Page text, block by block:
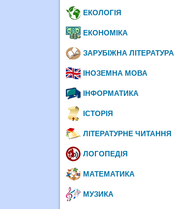
ЕКОЛОГІЯ
ЕКОНОМІКА
ЗАРУБІЖНА ЛІТЕРАТУРА
ІНОЗЕМНА МОВА
ІНФОРМАТИКА
ІСТОРІЯ
ЛІТЕРАТУРНЕ ЧИТАННЯ
ЛОГОПЕДІЯ
МАТЕМАТИКА
МУЗИКА